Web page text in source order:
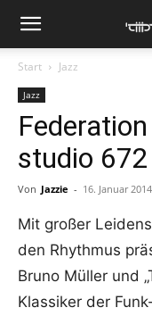
Start Jazz
Jazz
studio
Von Jazzie - 16. Januar 2014
Mit großer
den Rhythmus
Bruno Müller und
Klassiker der